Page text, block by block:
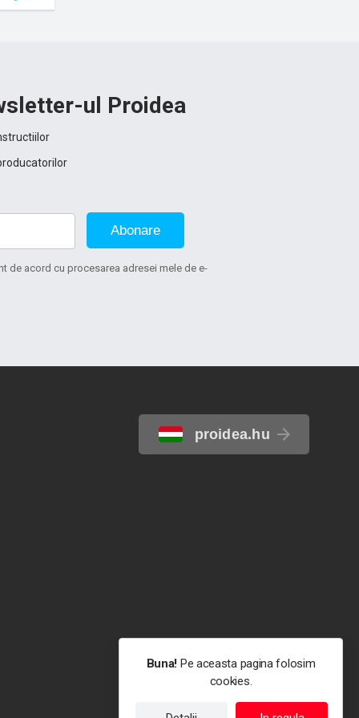
ul Proidea
Abonare
de acord cu procesarea adresei mele de e-
proidea.hu
Buna! Pe aceasta pagina folosim
cookies.